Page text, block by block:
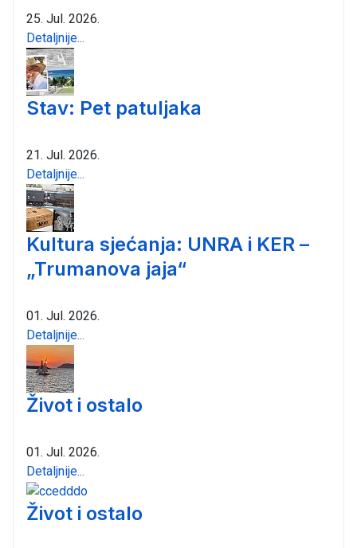
25. Jul. 2026.
Detaljnije...
Stav: Pet patuljaka
21. Jul. 2026.
Detaljnije...
Kultura sjećanja: UNRA i KER –
„Trumanova jaja“
01. Jul. 2026.
Detaljnije...
Život i ostalo
01. Jul. 2026.
Detaljnije...
Život i ostalo